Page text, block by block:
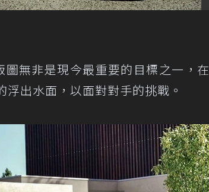
無非是現今最重要的目標之一，在
出水面，以面對對手的挑戰。